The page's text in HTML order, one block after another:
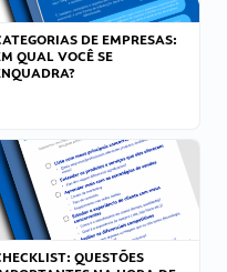
DE EMPRESAS:
QUAL VOCÊ SE
QUESTÕES